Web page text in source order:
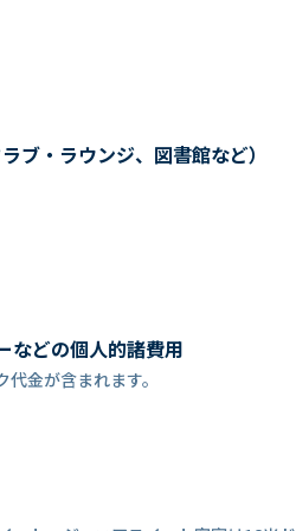
ブ・ラウンジ、図書館など）
などの個人的諸費用
金が含まれます。